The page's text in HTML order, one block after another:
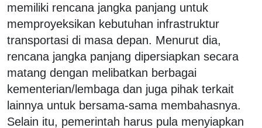
memiliki rencana jangka panjang untuk
memproyeksikan kebutuhan infrastruktur
transportasi di masa depan. Menurut dia,
rencana jangka panjang dipersiapkan secara
matang dengan melibatkan berbagai
kementerian/lembaga dan juga pihak terkait
lainnya untuk bersama-sama membahasnya.
Selain itu, pemerintah harus pula menyiapkan